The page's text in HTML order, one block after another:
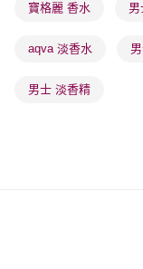
每筆HK$65.00，滿
(香港門市) 只顯示可
每筆HK$20.00，滿
每筆HK$20.00，滿
寶格麗 香水
aqva 淡香水
男士 淡香精